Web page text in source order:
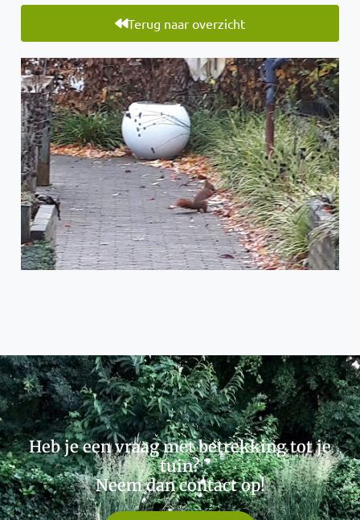
Terug naar overzicht
Heb je een vraag met betrekking tot je
tuin?
Neem dan contact op!